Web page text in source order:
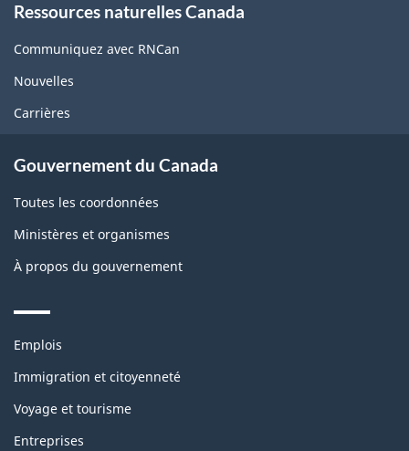
this
site
Ressources naturelles Canada
Communiquez avec RNCan
Nouvelles
Carrières
Gouvernement du Canada
Toutes les coordonnées
Ministères et organismes
À propos du gouvernement
Themes
topics
Emplois
Immigration et citoyenneté
Voyage et tourisme
Entreprises